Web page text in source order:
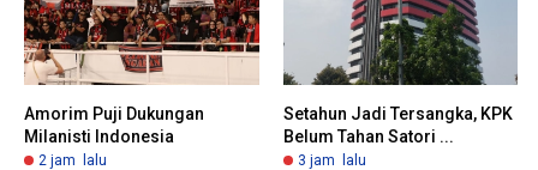
Amorim Puji Dukungan
Milanisti Indonesia
2 jam lalu
Setahun Jadi Tersangka, KPK
Belum Tahan Satori ...
3 jam lalu